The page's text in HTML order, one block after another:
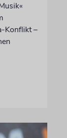
Konflikt –